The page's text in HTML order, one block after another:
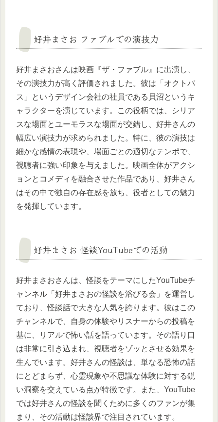
好井まさお ファブルでの演技力
好井まさおさんは映画『ザ・ファブル』に出演し、
その演技力が高く評価されました。彼は「オクトパ
ス」というデザイン会社の社員である貝沼というキ
ャラクターを演じています。この役柄では、シリア
スな場面とユーモラスな場面が交錯し、好井さんの
幅広い演技力が求められました。特に、彼の演技は
細かな感情の表現や、場面ごとの適切なテンポで、
視聴者に強い印象を与えました。映画全体がアクシ
ョンとコメディを融合させた作品であり、好井さん
はその中で独自の存在感を放ち、役者としての魅力
を発揮しています。
好井まさお 怪談YouTubeでの活動
好井まさおさんは、怪談をテーマにしたYouTubeチ
ャンネル「好井まさおの怪談を浴びる会」を運営し
ており、怪談話で大きな人気を誇ります。彼はこの
チャンネルで、自身の体験やリスナーからの投稿を
基に、リアルで怖い話を語っています。その語り口
は非常に引き込まれ、視聴者をゾッとさせる効果を
生んでいます。好井さんの怪談は、単なる恐怖の話
にとどまらず、心霊現象や不思議な体験に対する鋭
い洞察を交えている点が特徴です。また、YouTube
では好井さんの怪談を聞くために多くのファンが集
まり、その活動は怪談界で注目されています。